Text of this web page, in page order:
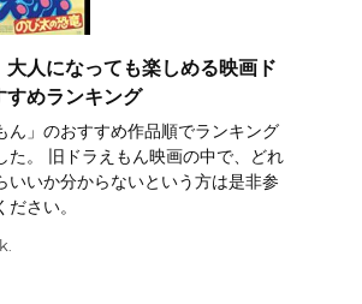
大人になっても楽しめる映画ド
すめランキング
ん」のおすすめ作品順でランキング
た。 旧ドラえもん映画の中で、どれ
いいか分からないという方は是非参
さい。